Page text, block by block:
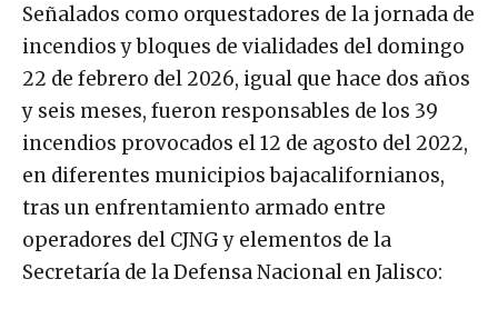
Señalados como orquestadores de la jornada de
incendios y bloques de vialidades del domingo
22 de febrero del 2026, igual que hace dos años
y seis meses, fueron responsables de los 39
incendios provocados el 12 de agosto del 2022,
en diferentes municipios bajacalifornianos,
tras un enfrentamiento armado entre
operadores del CJNG y elementos de la
Secretaría de la Defensa Nacional en Jalisco: